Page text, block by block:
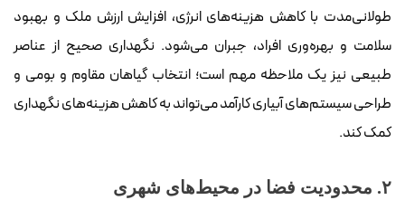
طولانی‌مدت با کاهش هزینه‌های انرژی، افزایش ارزش ملک و بهبود
سلامت و بهره‌وری افراد، جبران می‌شود. نگهداری صحیح از عناصر
طبیعی نیز یک ملاحظه مهم است؛ انتخاب گیاهان مقاوم و بومی و
طراحی سیستم‌های آبیاری کارآمد می‌تواند به کاهش هزینه‌های نگهداری
کمک کند.
۲. محدودیت فضا در محیط‌های شهری